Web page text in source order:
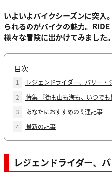
いよいよバイクシーズンに突入
られるのがバイクの魅力。
様々な冒険に出かけてみました。
目次
1
レジェンドライダー、バリー・
2
特集 『街も山も海も、いつでも
3
あなたにおすすめの関連記事
4
最新の記事
レジェンドライダー、